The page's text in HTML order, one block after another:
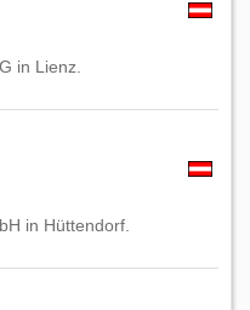
in Lienz.
in Hüttendorf.